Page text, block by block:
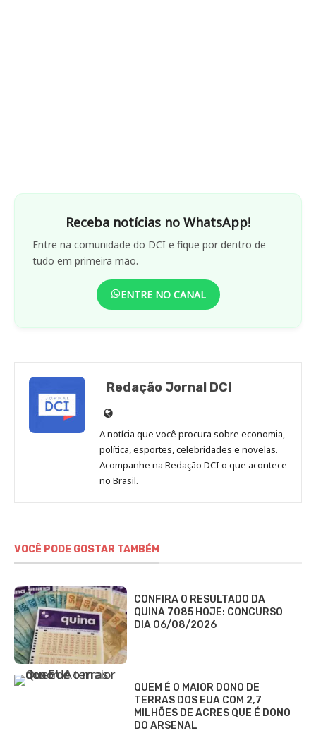
Receba notícias no WhatsApp!
Entre na comunidade do DCI e fique por dentro de
tudo em primeira mão.
ENTRE NO CANAL
Redação Jornal DCI
Site
de
Redação
Jornal
DCI
A notícia que você procura sobre economia,
política, esportes, celebridades e novelas.
Acompanhe na Redação DCI o que acontece
no Brasil.
VOCÊ PODE GOSTAR TAMBÉM
CONFIRA O RESULTADO DA
QUINA 7085 HOJE: CONCURSO
DIA 06/08/2026
QUEM É O MAIOR DONO DE
TERRAS DOS EUA COM 2,7
MILHÕES DE ACRES QUE É DONO
DO ARSENAL